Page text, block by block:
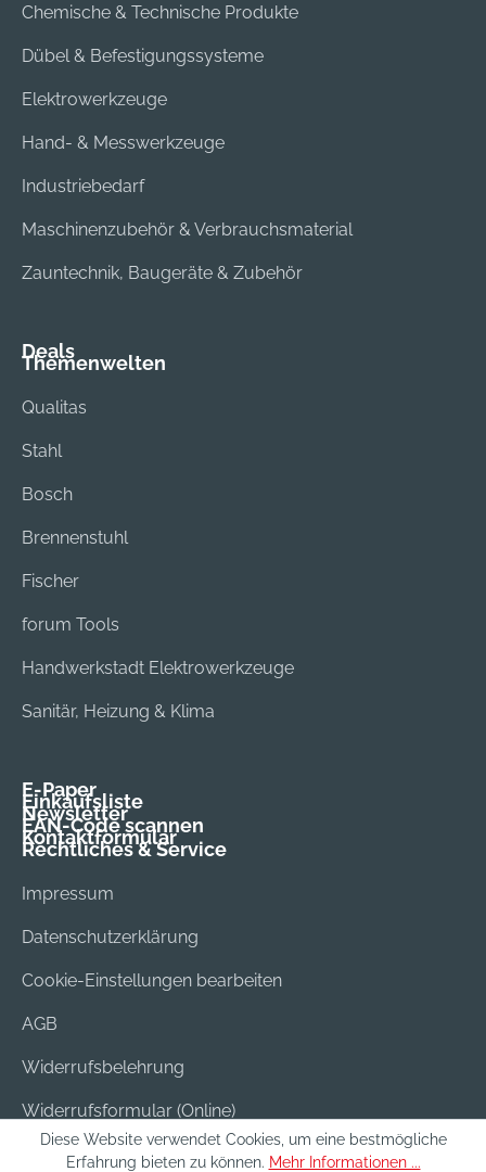
Chemische & Technische Produkte
Dübel & Befestigungssysteme
Elektrowerkzeuge
Hand- & Messwerkzeuge
Industriebedarf
Maschinenzubehör & Verbrauchsmaterial
Zauntechnik, Baugeräte & Zubehör
Deals
Themenwelten
Qualitas
Stahl
Bosch
Brennenstuhl
Fischer
forum Tools
Handwerkstadt Elektrowerkzeuge
Sanitär, Heizung & Klima
E-Paper
Einkaufsliste
Newsletter
EAN-Code scannen
Kontaktformular
Rechtliches & Service
Impressum
Datenschutzerklärung
Cookie-Einstellungen bearbeiten
AGB
Widerrufsbelehrung
Widerrufsformular (Online)
Versand & Bezahlung
Diese Website verwendet Cookies, um eine bestmögliche
Erfahrung bieten zu können. Mehr Informationen ...